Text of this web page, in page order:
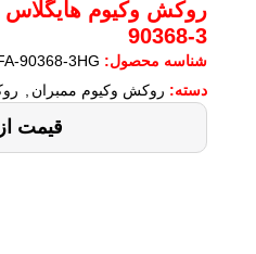
90368-3
شناسه محصول: 90368-3HG
دسته: روکش وکیوم ممبران